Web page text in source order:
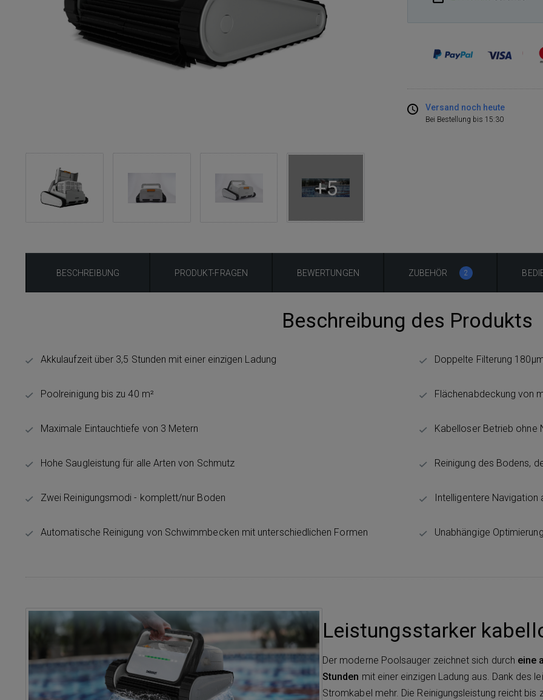
+5
Versand noch heute
Bei Bestellung bis 15:30
BESCHREIBUNG PRODUKT-FRAGEN BEWERTUNGEN ZUBEHÖR 2
Beschreibung des Produkts
Akkulaufzeit über 3,5 Stunden mit einer einzigen Ladung
Poolreinigung bis zu 40 m²
Maximale Eintauchtiefe von 3 Metern
Hohe Saugleistung für alle Arten von Schmutz
Zwei Reinigungsmodi - komplett/nur Boden
Automatische Reinigung von Schwimmbecken mit unterschiedlichen Formen
Doppelte Filterung
Flächenabdeckung von
Kabelloser Betrieb ohne
Reinigung des Bodens,
Intelligentere Navigation
Unabhängige
Leistungsstarker
Der moderne Poolsauger zeichnet sich durch eine
Stunden mit einer einzigen Ladung aus. Dank des
Stromkabel mehr. Die Reinigungsleistung reicht bis